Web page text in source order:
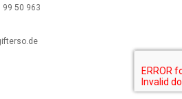
99 50 963